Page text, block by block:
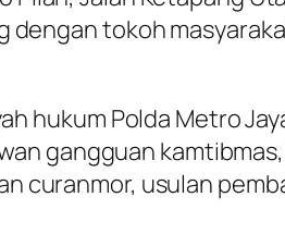
dengan tokoh
hukum Polda Metro
gangguan
curanmor, usulan